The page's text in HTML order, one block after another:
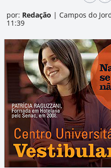
por: Redação | Campos do
11:39